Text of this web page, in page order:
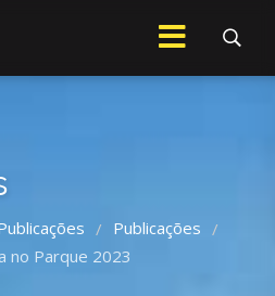
/ Publicações /
no Parque 2023